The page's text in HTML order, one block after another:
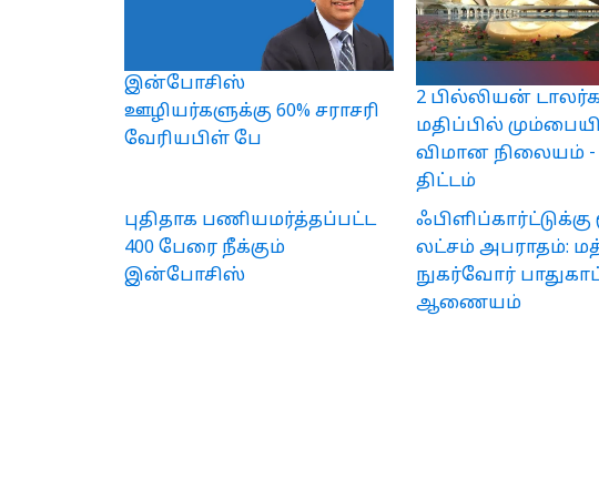
இன்போசிஸ்
ஊழியர்களுக்கு 60% சராசரி
வேரியபிள் பே
2 பில்லியன்
மதிப்பில்
விமான நிலையம்
திட்டம்
புதிதாக பணியமர்த்தப்பட்ட
400 பேரை நீக்கும்
இன்போசிஸ்
ஃபிளிப்கார்ட்டுக்கு
லட்சம் அபராதம்:
நுகர்வோர்
ஆணையம்